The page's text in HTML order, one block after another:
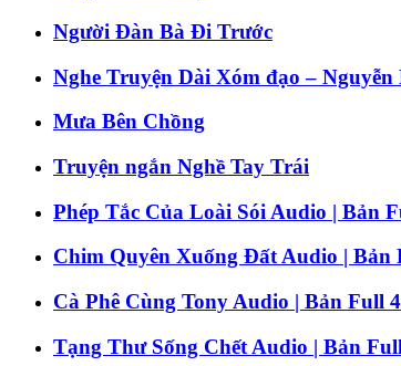
Người Đàn Bà Đi Trước
Nghe Truyện Dài Xóm đạo – Nguyễn
Mưa Bên Chồng
Truyện ngắn Nghề Tay Trái
Phép Tắc Của Loài Sói Audio | Bản
Chim Quyên Xuống Đất Audio | Bản
Cà Phê Cùng Tony Audio | Bản Full
Tạng Thư Sống Chết Audio | Bản